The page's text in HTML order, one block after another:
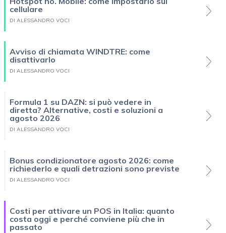
cellulare
DI ALESSANDRO VOCI
Avviso di chiamata WINDTRE: come
disattivarlo
DI ALESSANDRO VOCI
Formula 1 su DAZN: si può vedere in
diretta? Alternative, costi e soluzioni a
agosto 2026
DI ALESSANDRO VOCI
Bonus condizionatore agosto 2026: come
richiederlo e quali detrazioni sono previste
DI ALESSANDRO VOCI
Costi per attivare un POS in Italia: quanto
costa oggi e perché conviene più che in
passato